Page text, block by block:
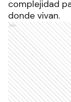
complejidad
donde vivan.
Ads